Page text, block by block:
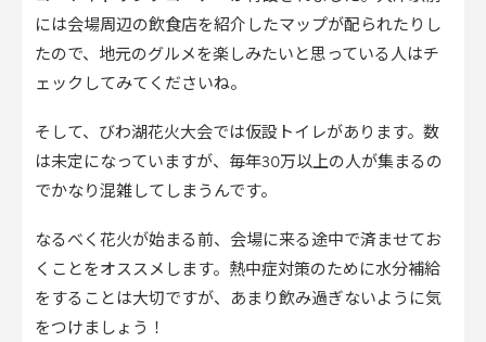
には会場周辺の飲食店を紹介したマップが配られたりし
たので、地元のグルメを楽しみたいと思っている人はチ
ェックしてみてくださいね。
そして、びわ湖花火大会では仮設トイレがあります。数
は未定になっていますが、毎年30万以上の人が集まるの
でかなり混雑してしまうんです。
なるべく花火が始まる前、会場に来る途中で済ませてお
くことをオススメします。熱中症対策のために水分補給
をすることは大切ですが、あまり飲み過ぎないように気
をつけましょう！